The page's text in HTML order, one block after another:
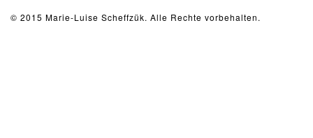
© 2015 Marie-Luise Scheffzük. Alle Rechte vorbehalten.